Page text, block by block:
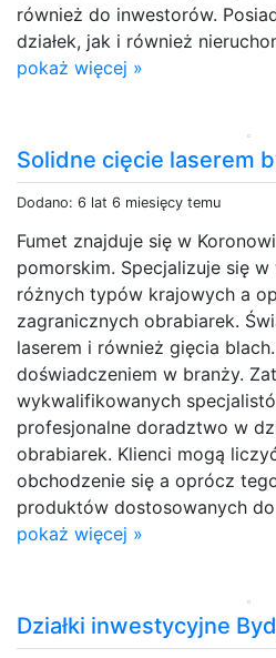
również do inwestorów.
działek, jak i również
pokaż więcej »
Solidne cięcie laserem
Dodano: 6 lat 6 miesięcy temu
Fumet znajduje się w
pomorskim. Specjalizuje się
różnych typów krajowych a
zagranicznych obrabiarek.
laserem i również gięcia
doświadczeniem w branży.
wykwalifikowanych
profesjonalne doradztwo w
obrabiarek. Klienci mogą
obchodzenie się a oprócz
produktów dostosowanych
pokaż więcej »
Działki inwestycyjne